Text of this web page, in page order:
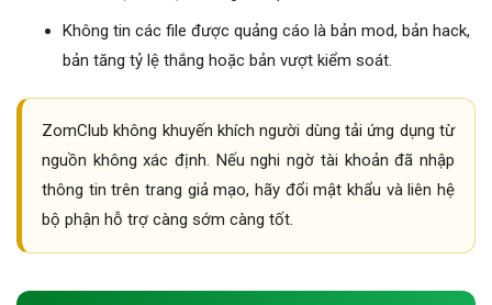
Không tin các file được quảng cáo là bản mod, bản hack,
bản tăng tỷ lệ thắng hoặc bản vượt kiểm soát.
ZomClub không khuyến khích người dùng tải ứng dụng từ
nguồn không xác định. Nếu nghi ngờ tài khoản đã nhập
thông tin trên trang giả mạo, hãy đổi mật khẩu và liên hệ
bộ phận hỗ trợ càng sớm càng tốt.